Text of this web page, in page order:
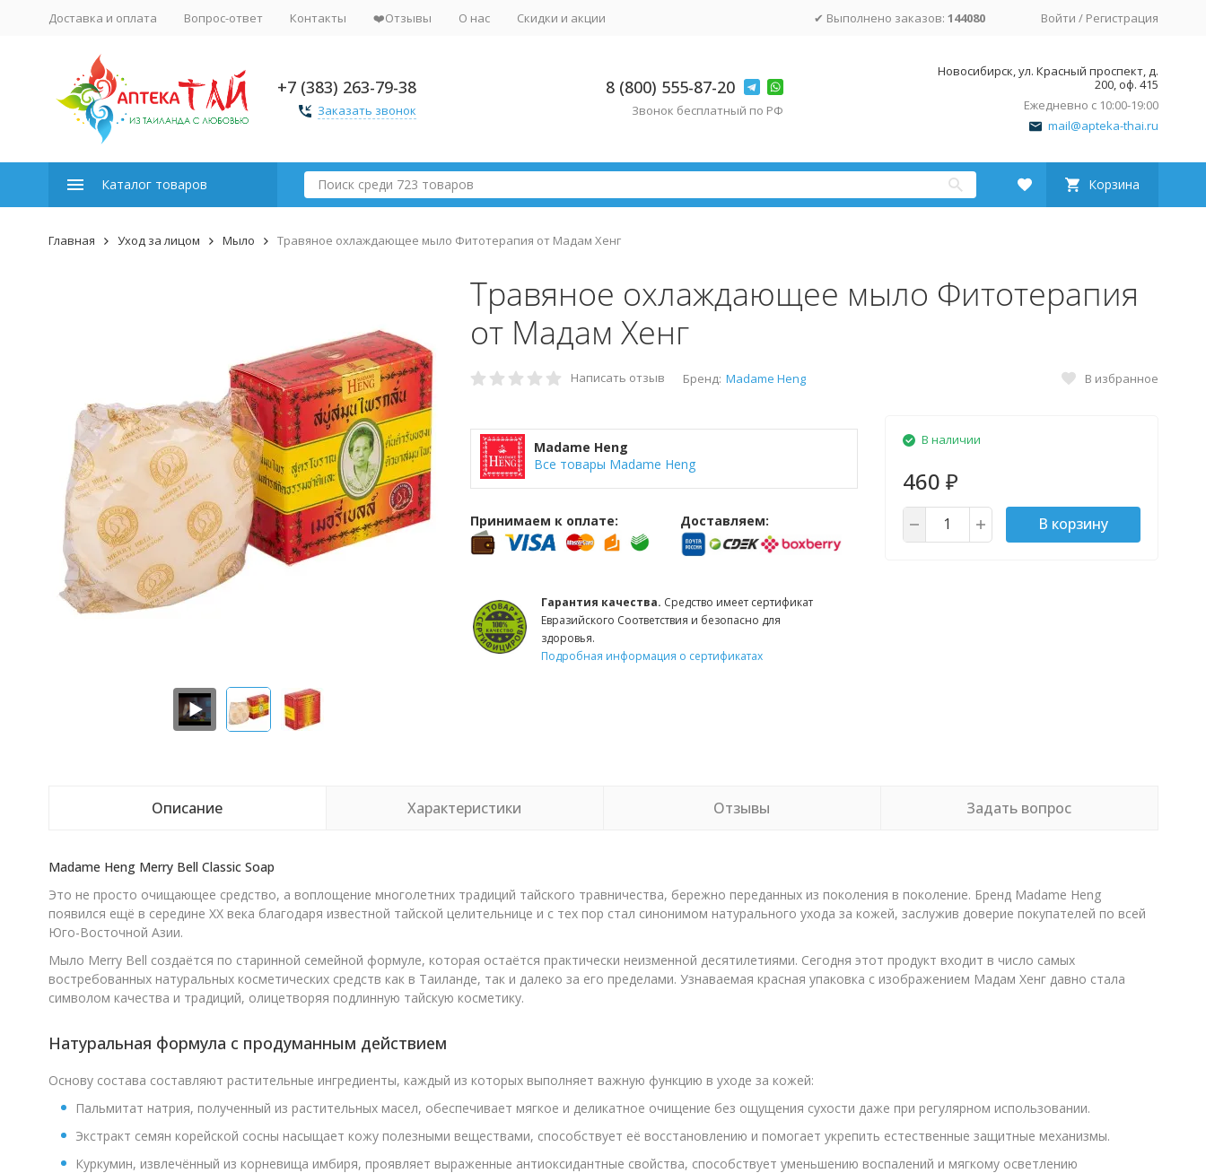
Доставка и оплата Вопрос-ответ Контакты ❤️Отзывы О нас Скидки и акции ✔ Выполнено заказов: 144080 Войти / Регистрация
+7 (383) 263-79-38
Заказать звонок
8 (800) 555-87-20
Звонок бесплатный по РФ
Новосибирск, ул. Красный проспект, д.
200, оф. 415
Ежедневно с 10:00-19:00
mail@apteka-thai.ru
Каталог товаров Корзина
Главная Уход за лицом Мыло Травяное охлаждающее мыло Фитотерапия от Мадам Хенг
Травяное охлаждающее мыло Фитотерапия
от Мадам Хенг
Написать отзыв Бренд: Madame Heng В избранное
Madame Heng
Все товары Madame Heng
Принимаем к оплате: Доставляем:
Гарантия качества. Средство имеет сертификат
Евразийского Соответствия и безопасно для
здоровья.
Подробная информация о сертификатах
В наличии
460 ₽
В корзину
Описание Характеристики Отзывы Задать вопрос
Madame Heng Merry Bell Classic Soap
Это не просто очищающее средство, а воплощение многолетних традиций тайского травничества, бережно переданных из поколения в поколение. Бренд Madame Heng
появился ещё в середине XX века благодаря известной тайской целительнице и с тех пор стал синонимом натурального ухода за кожей, заслужив доверие покупателей по всей
Юго-Восточной Азии.
Мыло Merry Bell создаётся по старинной семейной формуле, которая остаётся практически неизменной десятилетиями. Сегодня этот продукт входит в число самых
востребованных натуральных косметических средств как в Таиланде, так и далеко за его пределами. Узнаваемая красная упаковка с изображением Мадам Хенг давно стала
символом качества и традиций, олицетворяя подлинную тайскую косметику.
Натуральная формула с продуманным действием
Основу состава составляют растительные ингредиенты, каждый из которых выполняет важную функцию в уходе за кожей:
Пальмитат натрия, полученный из растительных масел, обеспечивает мягкое и деликатное очищение без ощущения сухости даже при регулярном использовании.
Экстракт семян корейской сосны насыщает кожу полезными веществами, способствует её восстановлению и помогает укрепить естественные защитные механизмы.
Куркумин, извлечённый из корневища имбиря, проявляет выраженные антиоксидантные свойства, способствует уменьшению воспалений и мягкому осветлению